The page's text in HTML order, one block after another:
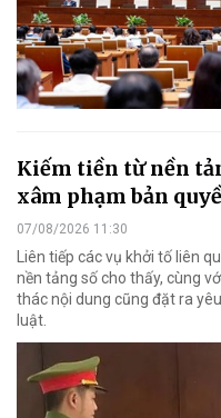
Kiếm tiền từ nền
xâm phạm bản
07/08/2026 11:30
Liên tiếp các vụ khởi tố liên
nền tảng số cho thấy, cùng
thác nội dung cũng đặt ra
luật.